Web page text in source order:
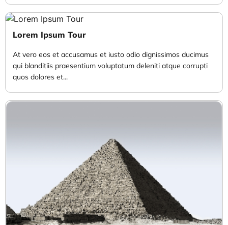
Lorem Ipsum Tour
At vero eos et accusamus et iusto odio dignissimos ducimus
qui blanditiis praesentium voluptatum deleniti atque corrupti
quos dolores et...